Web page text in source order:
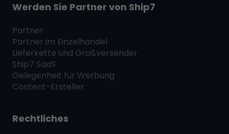
Werden Sie Partner von Ship7
Partner
Partner im Einzelhandel
Lieferkette und Großversender
Ship7 SaaS
Gelegenheit für Werbung
Content-Ersteller
Rechtliches